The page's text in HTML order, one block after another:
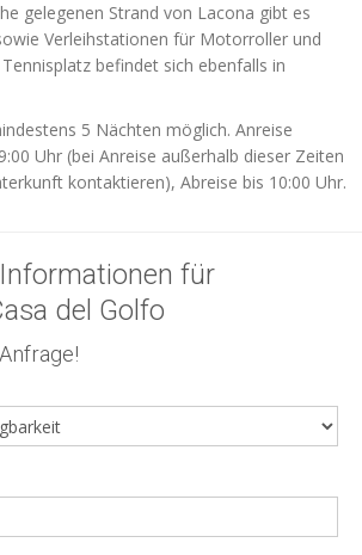
gelegenen Strand von Lacona gibt es
Verleihstationen für Motorroller und
befindet sich ebenfalls in
5 Nächten möglich. Anreise
Uhr (bei Anreise außerhalb dieser Zeiten
kontaktieren), Abreise bis 10:00 Uhr.
für
del Golfo